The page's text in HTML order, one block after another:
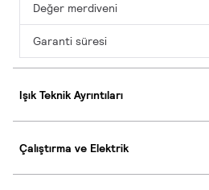
Değer merdiveni
Garanti süresi
Işık Teknik Ayrıntıları
Çalıştırma ve Elektrik